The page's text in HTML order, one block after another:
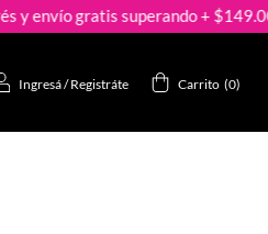
gratis superando + $149.000 🔥
Ingresá/Registráte Carrito (0)